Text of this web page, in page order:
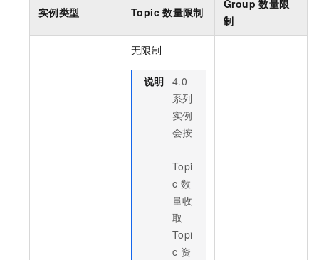
实例类型 Topic 数量限制
Group 数量限
制
无限制
说明 4.0
系列
实例
会按
Topi
c 数
量收
取
Topi
c 资